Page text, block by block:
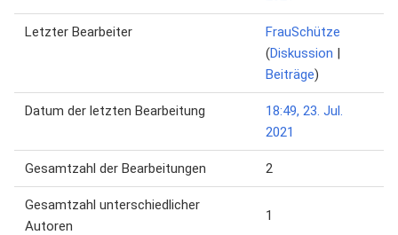
Letzter Bearbeiter
FrauSchütze
(Diskussion |
Beiträge)
Datum der letzten Bearbeitung
18:49, 23. Jul.
2021
Gesamtzahl der Bearbeitungen 2
Gesamtzahl unterschiedlicher
Autoren
1